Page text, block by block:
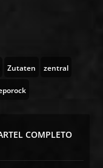
Zutaten zentral
COMPLETO